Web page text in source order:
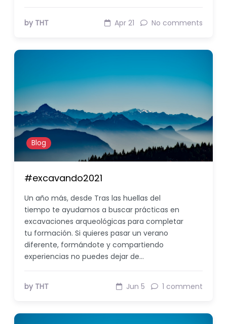
by THT Apr 21 No comments
Blog
#excavando2021
Un año más, desde Tras las huellas del
tiempo te ayudamos a buscar prácticas en
excavaciones arqueológicas para completar
tu formación. Si quieres pasar un verano
diferente, formándote y compartiendo
experiencias no puedes dejar de…
by THT Jun 5 1 comment